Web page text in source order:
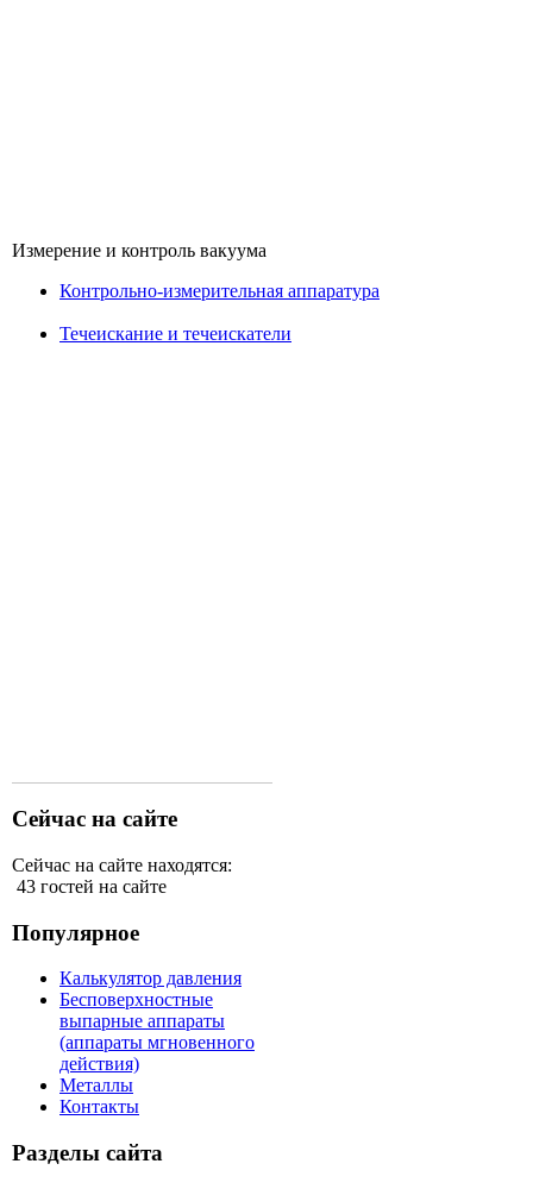
Измерение и контроль вакуума
Контрольно-измерительная аппаратура
Течеискание и течеискатели
Сейчас на сайте
Сейчас на сайте находятся:
43 гостей на сайте
Популярное
Калькулятор давления
Бесповерхностные
выпарные аппараты
(аппараты мгновенного
действия)
Металлы
Контакты
Разделы сайта